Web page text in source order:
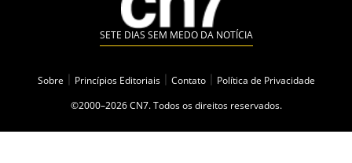
SETE DIAS SEM MEDO DA NOTÍCIA
Sobre Princípios Editoriais Contato
Política de Privacidade
©2000–2026 CN7. Todos os direitos reservados.